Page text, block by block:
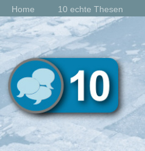
Home 10 echte Thesen